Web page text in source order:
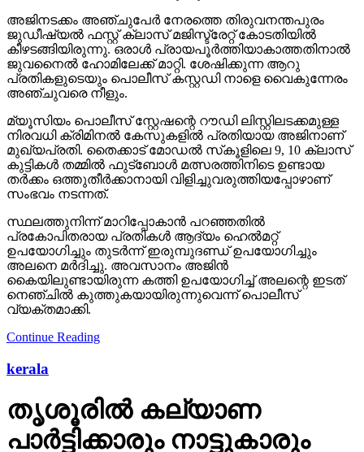
അജിനടക്കം അഞ്ചുപേര്‍ നേരത്തെ തിരുവനന്തപുരം
ജുഡീഷ്യല്‍ ഫസ്റ്റ് ക്ലാസ് മജിസ്ട്രേറ്റ് കോടതിയില്‍
കീഴടങ്ങിയിരുന്നു. ഒരാള്‍ പ്രായപൂര്‍ത്തിയാകാത്തതിനാല്‍
ജുവനൈല്‍ ഹോമിലേക്ക് മാറ്റി. ശേഷിക്കുന്ന ആറു
പ്രതികളുടെയും പൊലീസ് കസ്റ്റഡി നാളെ വൈകുന്നേരം
അഞ്ചുവരെ നീളും.
മ്യൂസിയം പൊലീസ് സ്റ്റേഷന്റെ റൗഡി ലിസ്റ്റിലടക്കമുള്ള
നിരവധി ക്രിമിനല്‍ കേസുകളില്‍ പ്രതിയായ അജിനാണ്
മുഖ്യപ്രതി. തൈക്കാട് മോഡല്‍ സ്‌കൂളിലെ 9, 10 ക്ലാസ്
കുട്ടികള്‍ തമ്മില്‍ ഫുട്‌ബോള്‍ മത്സരത്തിനിടെ ഉണ്ടായ
തര്‍ക്കം ഒത്തുതീര്‍ക്കാനായി വിളിച്ചുവരുത്തിയപ്പോഴാണ്
സംഭവം നടന്നത്.
സ്ഥലത്തുനിന്ന് മാറിപ്പോകാന്‍ പറഞ്ഞതില്‍
പ്രകോപിതരായ പ്രതികള്‍ ആദ്യം ഹെല്‍മറ്റ്
ഉപയോഗിച്ചും തുടര്‍ന്ന് ഇരുമ്പുദണ്ഡ് ഉപയോഗിച്ചും
അലനെ മര്‍ദിച്ചു. അവസാനം അജിന്‍
കൈയിലുണ്ടായിരുന്ന കത്തി ഉപയോഗിച്ച് അലന്റെ ഇടത്
നെഞ്ചില്‍ കുത്തുകയായിരുന്നുവെന്ന് പൊലീസ്
വ്യക്തമാക്കി.
Continue Reading
kerala
തൃശൂരില്‍ കല്യാണ
പാര്‍ട്ടിക്കാരും നാട്ടുകാരും